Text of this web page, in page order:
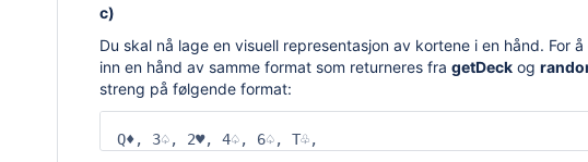
c)
Du skal nå lage en visuell representasjon av kortene i en hånd. For
inn en hånd av samme format som returneres fra getDeck og
streng på følgende format:
Q♦, 3♤, 2♥, 4♤, 6♤, T♧,